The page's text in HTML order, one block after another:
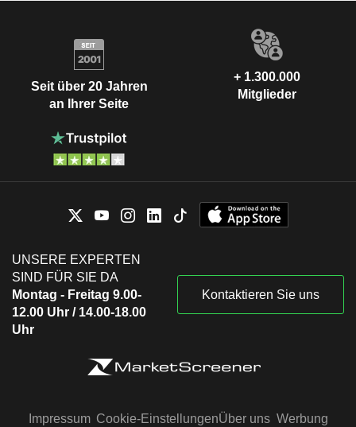
Seit über 20 Jahren
an Ihrer Seite
+ 1.300.000
Mitglieder
UNSERE EXPERTEN
SIND FÜR SIE DA
Montag - Freitag 9.00-
12.00 Uhr / 14.00-18.00
Uhr
Kontaktieren Sie uns
Impressum Cookie-EinstellungenÜber uns Werbung